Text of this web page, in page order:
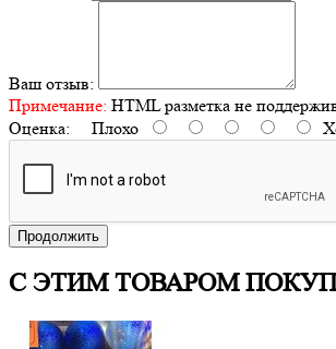
Ваш отзыв:
Примечание: HTML разметка не
Оценка: Плохо
Продолжить
С ЭТИМ ТОВАРОМ